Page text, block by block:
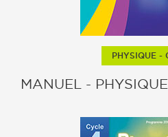
PHYSIQUE -
MANUEL -